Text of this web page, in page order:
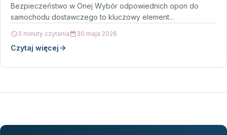
Bezpieczeństwo w Onej Wybór odpowiednich opon do
samochodu dostawczego to kluczowy element
3 minuty czytania 30 maja 2026
Czytaj więcej